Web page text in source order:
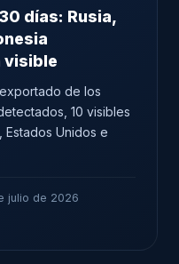
días: Rusia,
visible
de los
10 visibles
Estados Unidos e
julio de 2026